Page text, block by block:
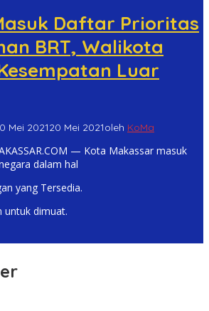
Daftar Prioritas
BRT, Walikota
Luar
Mei 202120 Mei 2021oleh KoMa
— Kota Makassar masuk
dalam hal
yang Tersedia.
untuk dimuat.